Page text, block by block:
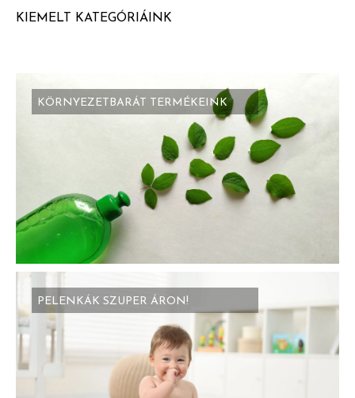
KIEMELT KATEGÓRIÁINK
KÖRNYEZETBARÁT TERMÉKEINK
PELENKÁK SZUPER ÁRON!